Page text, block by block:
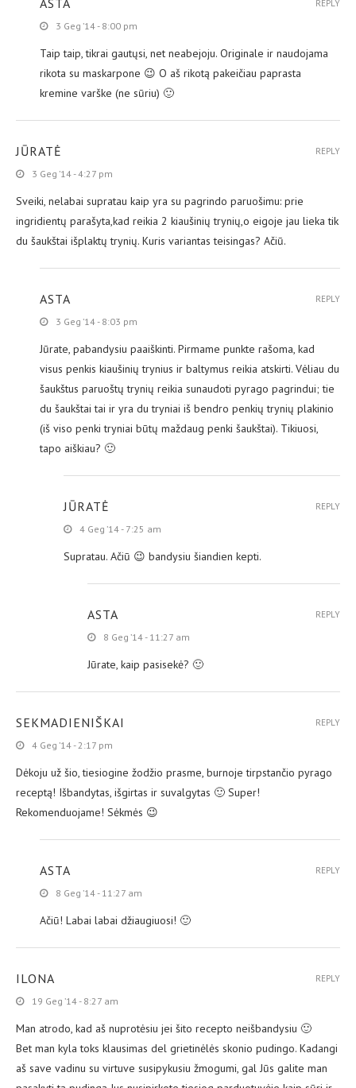
ASTA
3 Geg ’14 - 8:00 pm
Taip taip, tikrai gautųsi, net neabejoju. Originale ir naudojama
rikota su maskarpone 😉 O aš rikotą pakeičiau paprasta
kremine varške (ne sūriu) 🙂
REPLY
JŪRATĖ
3 Geg ’14 - 4:27 pm
Sveiki, nelabai supratau kaip yra su pagrindo paruošimu: prie
ingridientų parašyta,kad reikia 2 kiaušinių trynių,o eigoje jau lieka tik
du šaukštai išplaktų trynių. Kuris variantas teisingas? Ačiū.
REPLY
ASTA
3 Geg ’14 - 8:03 pm
Jūrate, pabandysiu paaiškinti. Pirmame punkte rašoma, kad
visus penkis kiaušinių trynius ir baltymus reikia atskirti. Vėliau du
šaukštus paruoštų trynių reikia sunaudoti pyrago pagrindui; tie
du šaukštai tai ir yra du tryniai iš bendro penkių trynių plakinio
(iš viso penki tryniai būtų maždaug penki šaukštai). Tikiuosi,
tapo aiškiau? 🙂
REPLY
JŪRATĖ
4 Geg ’14 - 7:25 am
Supratau. Ačiū 😉 bandysiu šiandien kepti.
REPLY
ASTA
8 Geg ’14 - 11:27 am
Jūrate, kaip pasisekė? 🙂
REPLY
SEKMADIENIŠKAI
4 Geg ’14 - 2:17 pm
Dėkoju už šio, tiesiogine žodžio prasme, burnoje tirpstančio pyrago
receptą! Išbandytas, išgirtas ir suvalgytas 🙂 Super!
Rekomenduojame! Sėkmės 😉
REPLY
ASTA
8 Geg ’14 - 11:27 am
Ačiū! Labai labai džiaugiuosi! 🙂
REPLY
ILONA
19 Geg ’14 - 8:27 am
Man atrodo, kad aš nuprotėsiu jei šito recepto neišbandysiu 🙂
Bet man kyla toks klausimas del grietinėlės skonio pudingo. Kadangi
aš save vadinu su virtuve susipykusiu žmogumi, gal Jūs galite man
REPLY